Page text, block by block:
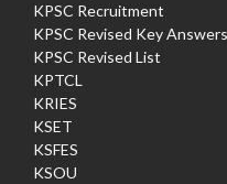
KPSC Recruitment
KPSC Revised Key Answers
KPSC Revised List
KPTCL
KRIES
KSET
KSFES
KSOU